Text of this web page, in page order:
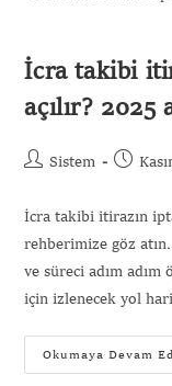
İcra takibi
açılır? 2025
Sistem
İcra takibi itirazın
rehberimize göz atın.
ve süreci adım
için izlenecek yol
Okumaya Devam